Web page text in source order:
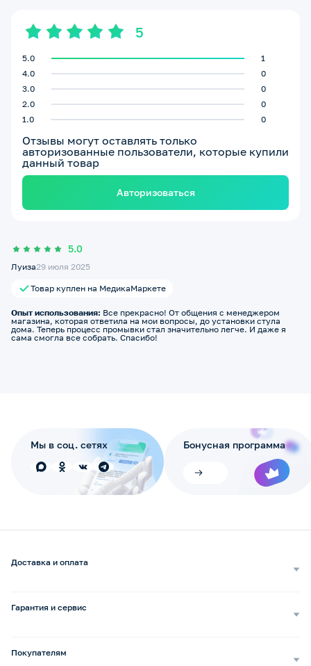
5
5.0
1
4.0
0
3.0
0
2.0
0
1.0
0
Отзывы могут оставлять только
авторизованные пользователи, которые купили
данный товар
Авторизоваться
5.0
Луиза29 июля 2025
Товар куплен на МедикаМаркете
Опыт использования: Все прекрасно! От общения с менеджером
магазина, которая ответила на мои вопросы, до установки стула
дома. Теперь процесс промывки стал значительно легче. И даже я
сама смогла все собрать. Спасибо!
Мы в соц. сетях Бонусная программа
Доставка и оплата
Гарантия и сервис
Покупателям